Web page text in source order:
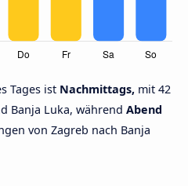
Tages ist Nachmittags, mit 42
Banja Luka, während Abend
von Zagreb nach Banja